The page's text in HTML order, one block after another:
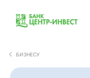
БИЗНЕСУ